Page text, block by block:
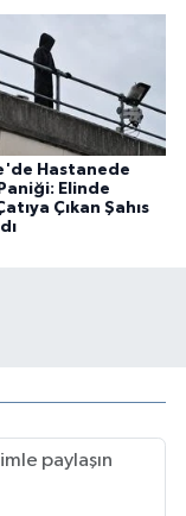
Hastanede
Elinde
Çıkan Şahıs